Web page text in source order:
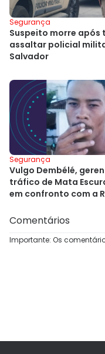
Segurança
Suspeito morre após
assaltar policial
Salvador
Segurança
Vulgo Dembélé,
tráfico de Mata
em confronto com a
Comentários
Importante: Os